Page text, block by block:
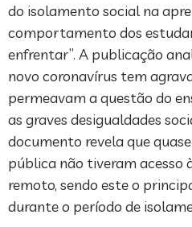
do isolamento social na
comportamento dos
enfrentar”. A publicação
novo coronavírus tem
permeavam a questão do
as graves desigualdades
documento revela que
pública não tiveram acesso
remoto, sendo este o
durante o período de